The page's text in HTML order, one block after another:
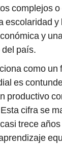
complejos
escolaridad y
y
país.
como un
es
productivo
cifra se
trece